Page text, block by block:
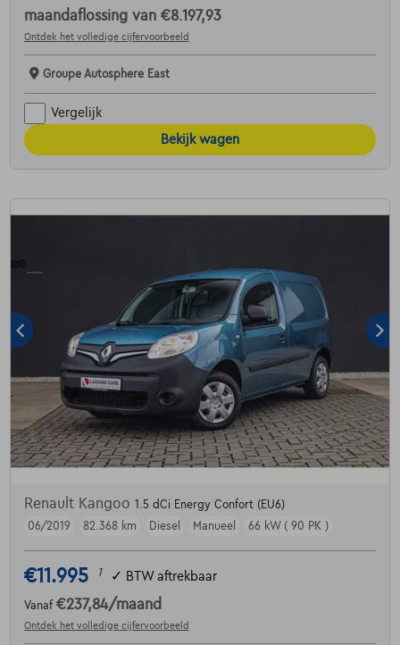
maandaflossing van €8.197,93
Ontdek het volledige cijfervoorbeeld
Groupe Autosphere East
Vergelijk
Bekijk wagen
Renault Kangoo 1.5 dCi Energy Confort (EU6)
06/2019
82.368 km Diesel Manueel 66 kW ( 90 PK )
€11.995 1 ✓ BTW aftrekbaar
Vanaf €237,84/maand
Ontdek het volledige cijfervoorbeeld